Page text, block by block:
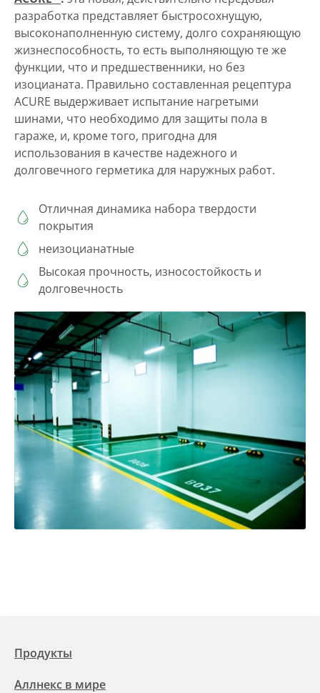
разработка представляет быстросохнущую,
высоконаполненную систему, долго сохраняющую
жизнеспособность, то есть выполняющую те же
функции, что и предшественники, но без
изоцианата. Правильно составленная рецептура
ACURE выдерживает испытание нагретыми
шинами, что необходимо для защиты пола в
гараже, и, кроме того, пригодна для
использования в качестве надежного и
долговечного герметика для наружных работ.
Отличная динамика набора твердости
покрытия
неизоцианатные
Высокая прочность, износостойкость и
долговечность
Продукты
Аллнекс в мире